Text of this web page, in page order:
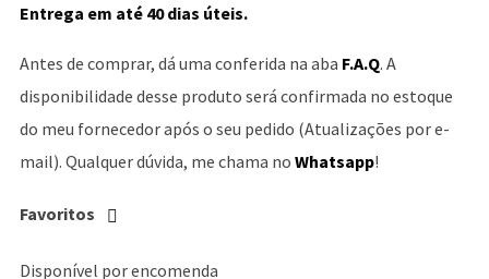
Entrega em até 40 dias úteis.
Antes de comprar, dá uma conferida na aba F.A.Q. A
disponibilidade desse produto será confirmada no estoque
do meu fornecedor após o seu pedido (Atualizações por e-
mail). Qualquer dúvida, me chama no Whatsapp!
Favoritos
Disponível por encomenda